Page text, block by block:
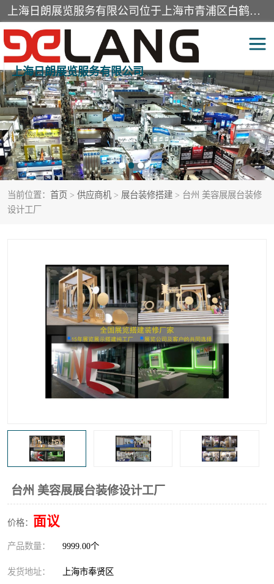
上海日朗展览服务有限公司位于上海市青浦区白鹤镇，营业范围有展览展示会务服务，室内装饰设计及施工，展示道具设计制作，舞台设计，图文设计，灯箱制作，园林绿化工程，广告装潢材料，建筑材料，办公用品，工艺礼品日用百货销售。
上海日朗展览服务有限公司
当前位置： 首页 > 供应商机 > 展台装修搭建 > 台州 美容展展台装修
设计工厂
台州 美容展展台装修设计工厂
价格： 面议
产品数量： 9999.00个
发货地址： 上海市奉贤区
展台装修搭建 活动会议执行
展厅装修 专柜制作
展会装修设计 展会搭建
活动策划 展会服务